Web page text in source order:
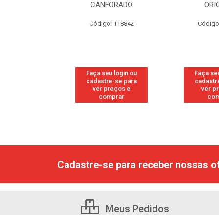
CANFORADO
Código: 118842
Faça seu login ou
cadastre-se para
ver preços e
comprar
Faça
ver
Cadastre-se para receber nossas
Meus Pedidos